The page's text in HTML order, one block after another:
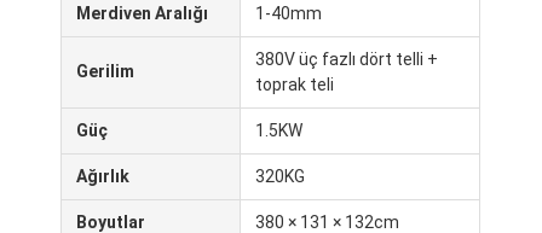
Hamur Yuvarlama Makinesi
Ticari Ekmek Dilimleyici
Merdiven Aralığı 1-40mm
Gerilim
380V üç fazlı dört telli +
toprak teli
Güç 1.5KW
Ağırlık 320KG
Boyutlar 380 × 131 × 132cm